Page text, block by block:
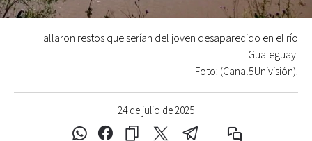
24 de julio de 2025
Hallaron restos que serían del joven desaparecido en el río
Gualeguay.
Foto: (Canal5Univisión).